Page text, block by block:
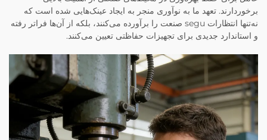
برخوردارند. تعهد ما به نوآوری منجر به ایجاد عینک‌هایی شده است که
نه‌تنها انتظارات segu صنعت را برآورده می‌کنند، بلکه از آن‌ها فراتر رفته
و استاندارد جدیدی برای تجهیزات حفاظتی تعیین می‌کنند.